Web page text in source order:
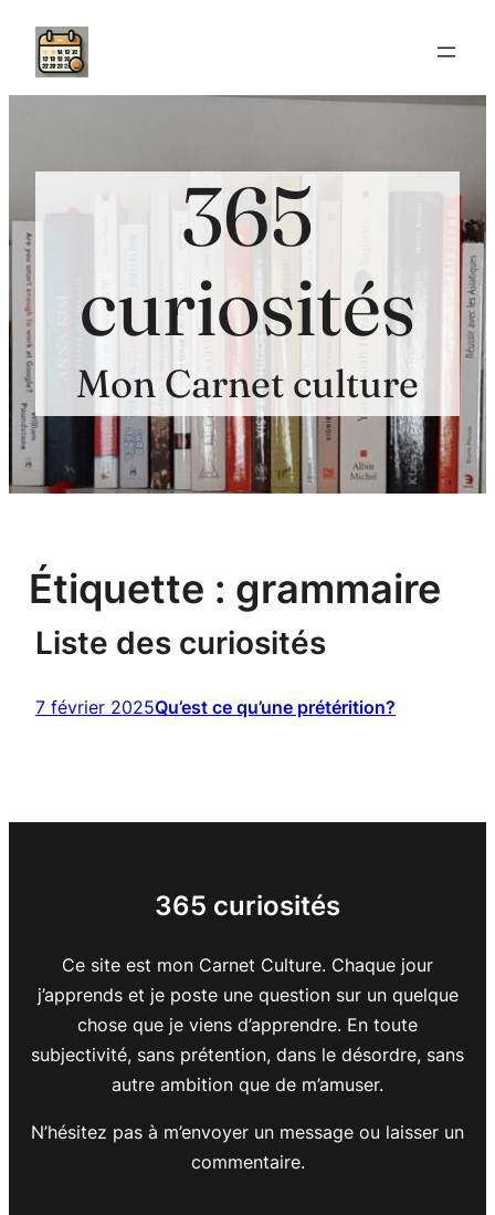
Aller
contenu
365
curiosités
Mon Carnet culture
Étiquette : grammaire
Liste des curiosités
7 février 2025Qu’est ce qu’une prétérition?
365 curiosités
Ce site est mon Carnet Culture. Chaque jour
j’apprends et je poste une question sur un quelque
chose que je viens d’apprendre. En toute
subjectivité, sans prétention, dans le désordre, sans
autre ambition que de m’amuser.
N’hésitez pas à m’envoyer un message ou laisser un
commentaire.